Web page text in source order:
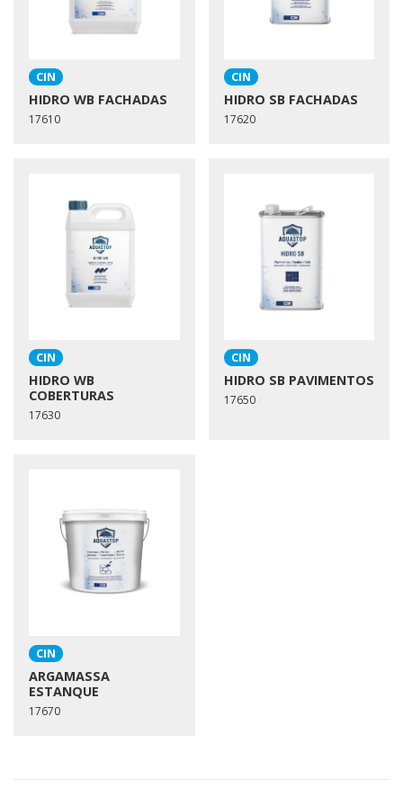
CIN
HIDRO WB FACHADAS
17610
CIN
HIDRO SB FACHADAS
17620
CIN
HIDRO WB
COBERTURAS
17630
CIN
HIDRO SB PAVIMENTOS
17650
CIN
ARGAMASSA
ESTANQUE
17670